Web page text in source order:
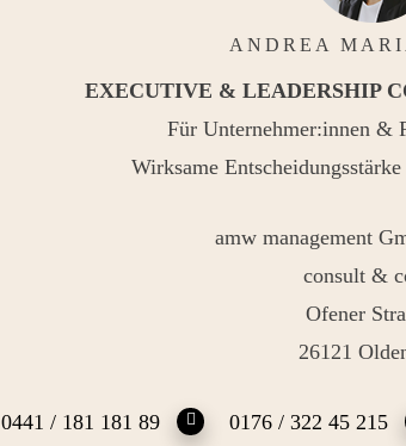
ANDREA
EXECUTIVE & LEADERSHIP
Für Unternehmer:innen &
Wirksame
amw management
consult &
Ofener
26121
0441 / 181 181 89 0176 / 322 45 215